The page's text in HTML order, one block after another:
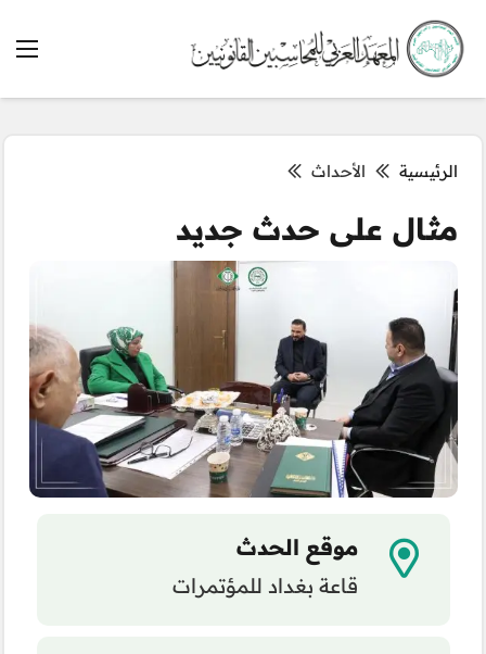
الرئيسية الأحداث
مثال على حدث جديد
موقع الحدث
قاعة بغداد للمؤتمرات